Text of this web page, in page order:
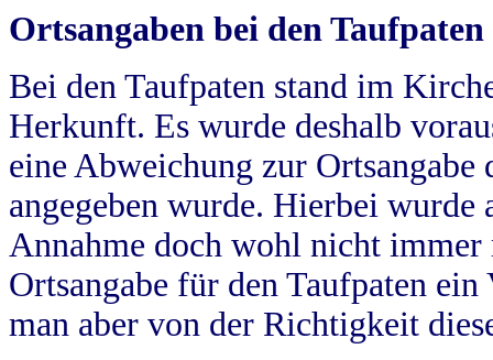
Ortsangaben bei den Taufpaten
Bei den Taufpaten stand im
Herkunft. Es wurde deshalb
eine Abweichung zur
angegeben wurde. Hierbei wurde
Annahme doch wohl nicht
Ortsangabe für den Taufpaten
man aber von der Richtigkeit